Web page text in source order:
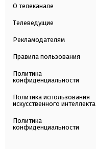
О телеканале
Телеведущие
Рекламодателям
Правила пользования
Политика
конфиденциальности
Политика использования
искусственного интеллекта
Политика
конфиденциальности